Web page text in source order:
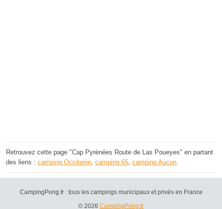
Retrouvez cette page "Cap Pyrénées Route de Las Poueyes" en partant
des liens : camping Occitanie camping 65 camping Aucun
CampingPong.fr : tous les campings municipaux et privés en France
© 2026 CampingPong.fr